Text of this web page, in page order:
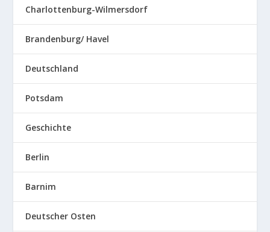
Charlottenburg-Wilmersdorf
Brandenburg/ Havel
Deutschland
Potsdam
Geschichte
Berlin
Barnim
Deutscher Osten